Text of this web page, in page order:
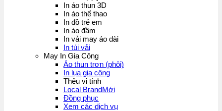
In áo thun 3D
In áo thể thao
In đồ trẻ em
In áo đầm
In vải may áo dài
In túi vải
May In Gia Công
Áo thun trơn (phôi)
In lụa gia công
Thêu vi tính
Local Brand
Đồng phục
Xem các dịch vụ